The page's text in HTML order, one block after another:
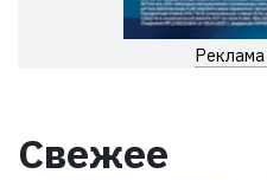
Реклама
Свежее